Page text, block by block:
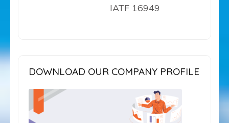
IATF 16949
DOWNLOAD OUR COMPANY PROFILE